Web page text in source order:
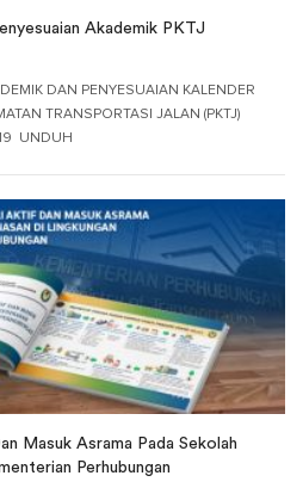
Akademik PKTJ
DAN PENYESUAIAN KALENDER
TRANSPORTASI JALAN (PKTJ)
UNDUH
Masuk Asrama Pada Sekolah
Perhubungan